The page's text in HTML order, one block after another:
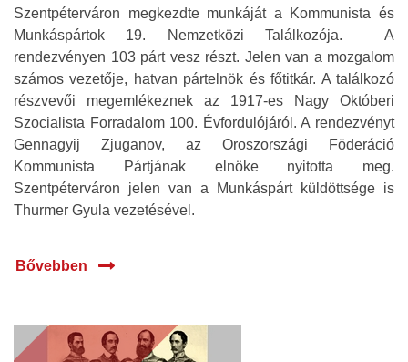
Szentpéterváron megkezdte munkáját a Kommunista és
Munkáspártok 19. Nemzetközi Találkozója. A
rendezvényen 103 párt vesz részt. Jelen van a mozgalom
számos vezetője, hatvan pártelnök és főtitkár. A találkozó
részvevői megemlékeznek az 1917-es Nagy Októberi
Szocialista Forradalom 100. Évfordulójáról. A rendezvényt
Gennagyij Zjuganov, az Oroszországi Föderáció
Kommunista Pártjának elnöke nyitotta meg.
Szentpéterváron jelen van a Munkáspárt küldöttsége is
Thurmer Gyula vezetésével.
Bővebben